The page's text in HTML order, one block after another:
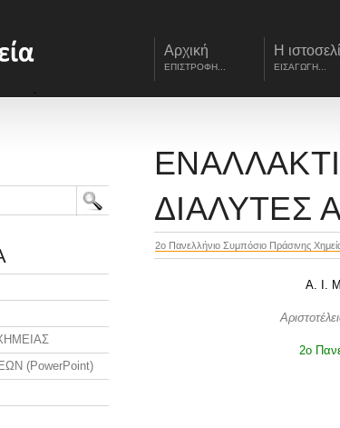
Αρχική
ΕΠΙΣΤΡΟΦΗ...
Η
ΕΙΣΑΓΩΓΗ...
ΔΙΑΛΥΤΕΣ
2ο Πανελλήνιο Συμπόσιο Πράσινης
Α. Ι.
2ο
(PowerPoint)